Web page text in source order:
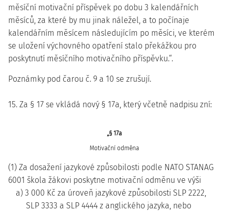
měsíční motivační příspěvek po dobu 3 kalendářních
měsíců, za které by mu jinak náležel, a to počínaje
kalendářním měsícem následujícím po měsíci, ve kterém
se uložení výchovného opatření stalo překážkou pro
poskytnutí měsíčního motivačního příspěvku.“.
Poznámky pod čarou č. 9 a 10 se zrušují.
15. Za § 17 se vkládá nový § 17a, který včetně nadpisu zní:
„§ 17a
Motivační odměna
(1) Za dosažení jazykové způsobilosti podle NATO STANAG
6001 škola žákovi poskytne motivační odměnu ve výši
a) 3 000 Kč za úroveň jazykové způsobilosti SLP 2222,
SLP 3333 a SLP 4444 z anglického jazyka, nebo